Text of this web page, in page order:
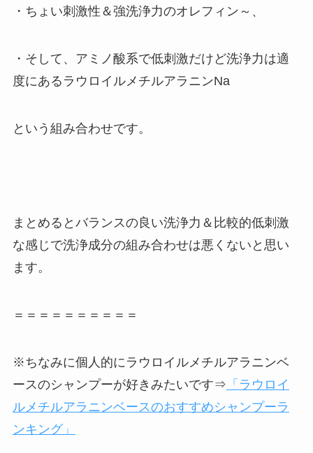
・ちょい刺激性＆強洗浄力のオレフィン～、
・そして、アミノ酸系で低刺激だけど洗浄力は適
度にあるラウロイルメチルアラニンNa
という組み合わせです。
まとめるとバランスの良い洗浄力＆比較的低刺激
な感じで洗浄成分の組み合わせは悪くないと思い
ます。
＝＝＝＝＝＝＝＝＝＝
※ちなみに個人的にラウロイルメチルアラニンベ
ースのシャンプーが好きみたいです⇒ 「ラウロイ
ルメチルアラニンベースのおすすめシャンプーラ
ンキング」